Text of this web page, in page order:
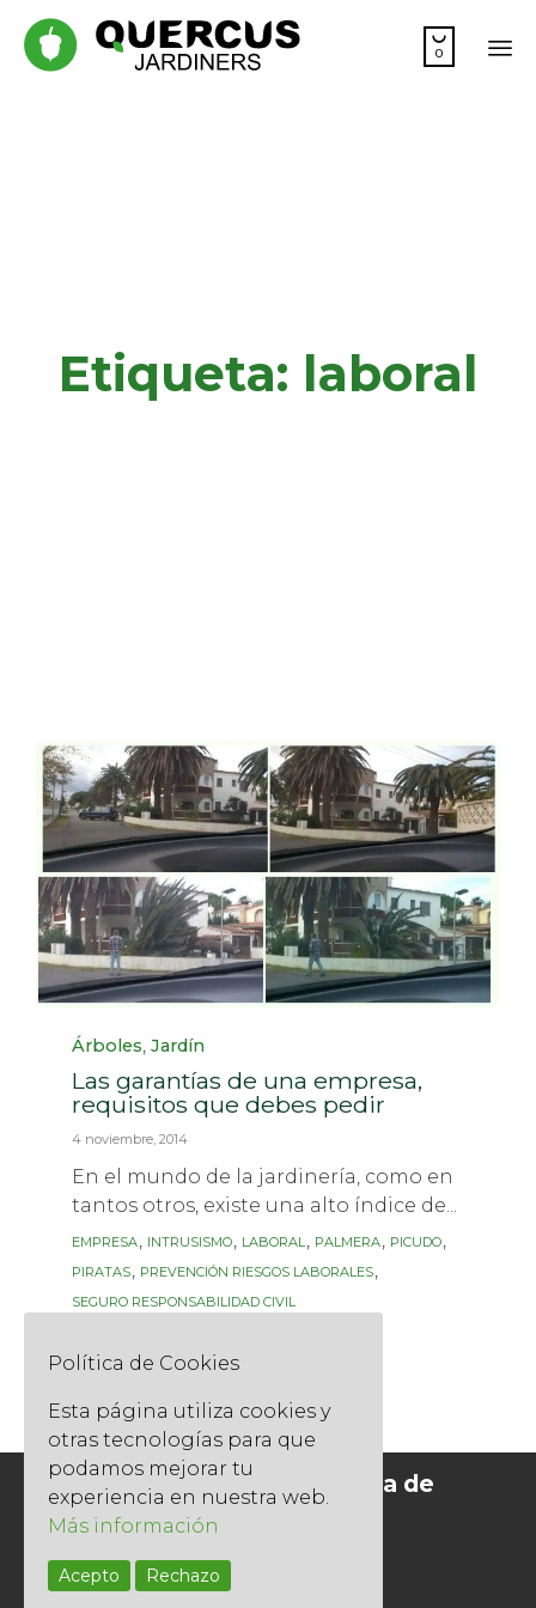

0
Etiqueta: laboral
Category
Árboles, Jardín
Las garantías de una empresa,
requisitos que debes pedir
4 noviembre, 2014
En el mundo de la jardinería, como en
tantos otros, existe una alto índice de...
Tags
EMPRESA, INTRUSISMO, LABORAL, PALMERA, PICUDO,
PIRATAS, PREVENCIÓN RIESGOS LABORALES,
SEGURO RESPONSABILIDAD CIVIL
Socios del Gremi de Jardineria de
Catalunya
Política de Cookies
Esta página utiliza cookies y
otras tecnologías para que
podamos mejorar tu
experiencia en nuestra web.
Más información
Acepto Rechazo